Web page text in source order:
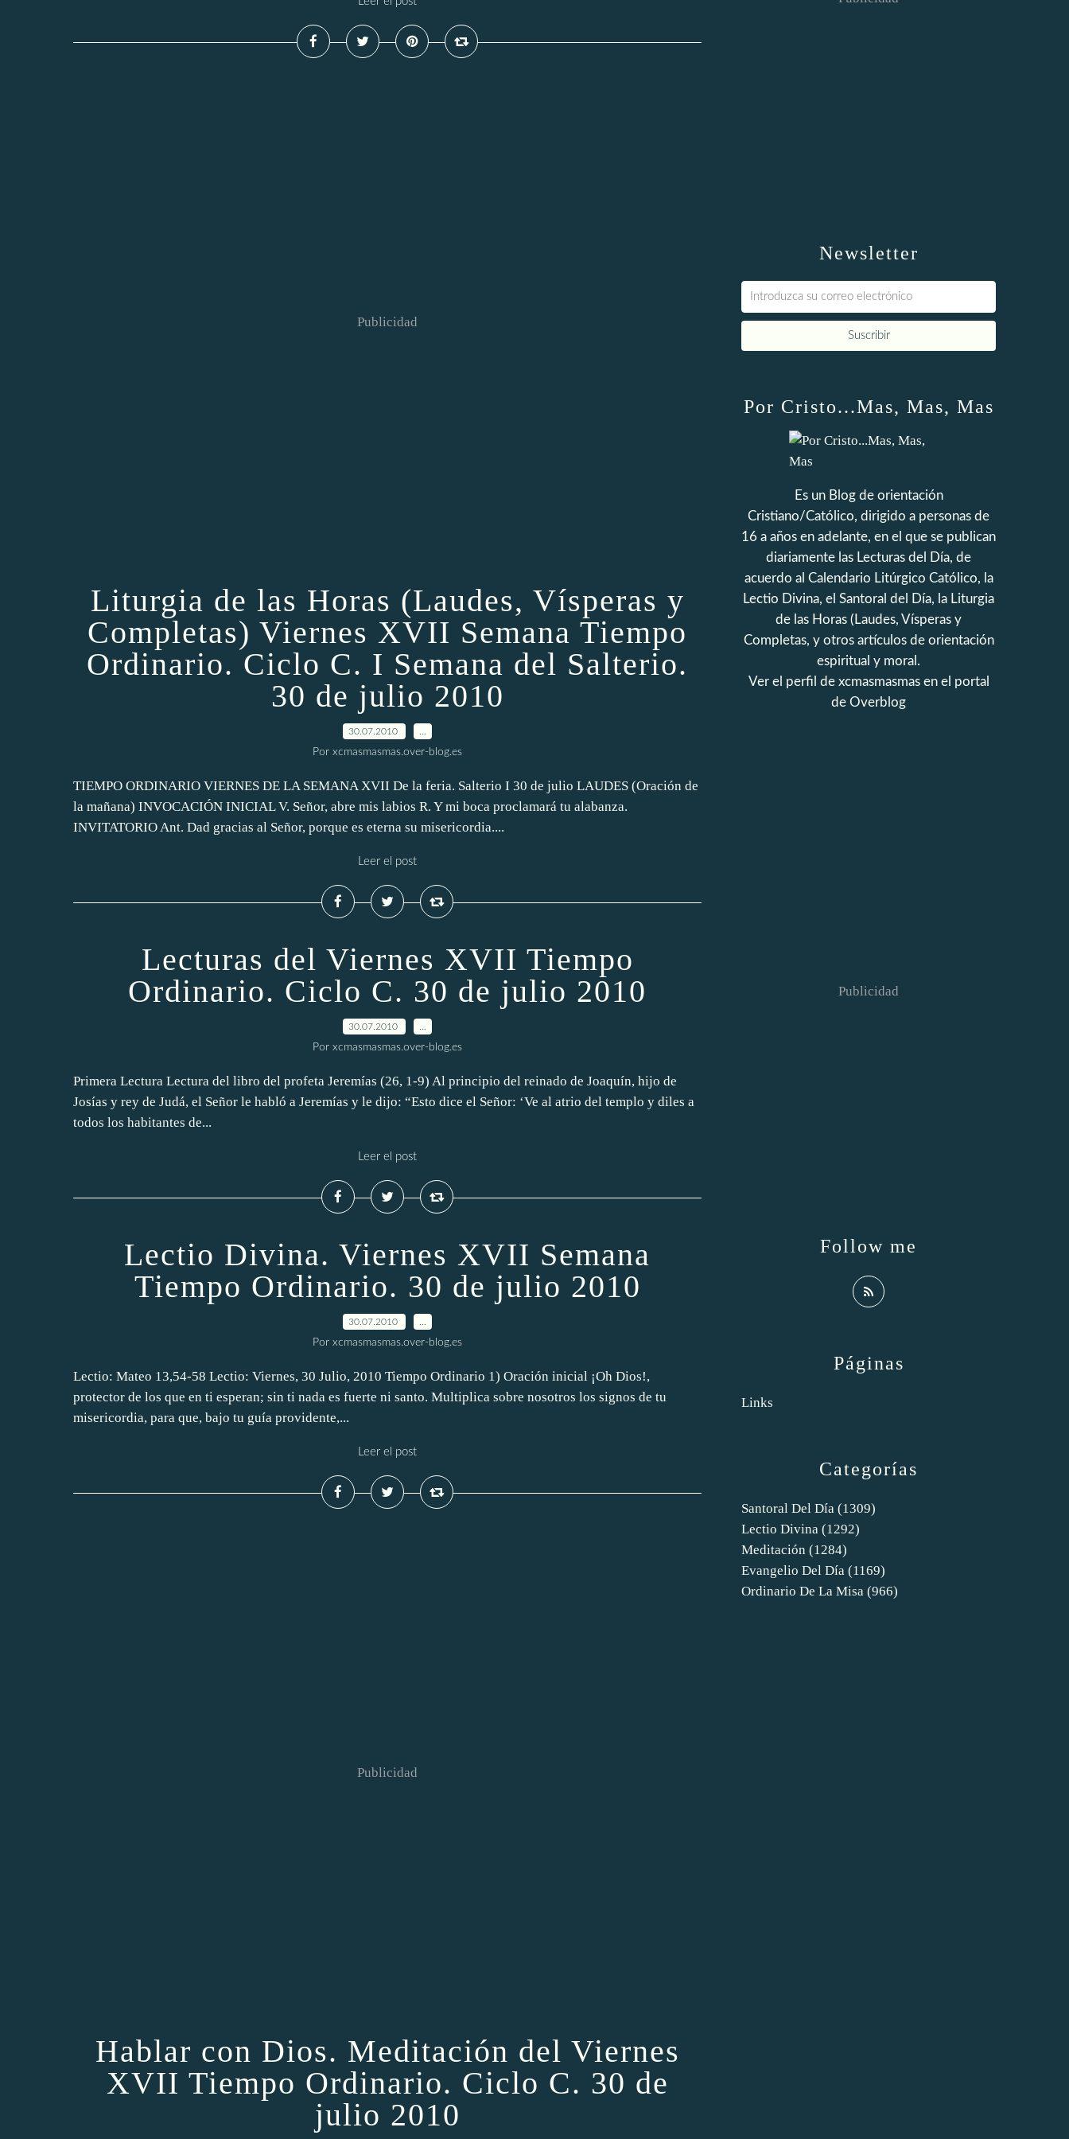
Publicidad
Liturgia de las Horas (Laudes, Vísperas y
Completas) Viernes XVII Semana Tiempo
Ordinario. Ciclo C. I Semana del Salterio.
30 de julio 2010
30.07.2010
Por xcmasmasmas.over-blog.es
TIEMPO ORDINARIO VIERNES DE LA SEMANA XVII De la feria. Salterio I 30 de julio LAUDES (Oración de
la mañana) INVOCACIÓN INICIAL V. Señor, abre mis labios R. Y mi boca proclamará tu alabanza.
INVITATORIO Ant. Dad gracias al Señor, porque es eterna su misericordia....
Leer el post
Lecturas del Viernes XVII Tiempo
Ordinario. Ciclo C. 30 de julio 2010
30.07.2010
Por xcmasmasmas.over-blog.es
Primera Lectura Lectura del libro del profeta Jeremías (26, 1-9) Al principio del reinado de Joaquín, hijo de
Josías y rey de Judá, el Señor le habló a Jeremías y le dijo: “Esto dice el Señor: ‘Ve al atrio del templo y diles a
todos los habitantes de...
Leer el post
Lectio Divina. Viernes XVII Semana
Tiempo Ordinario. 30 de julio 2010
30.07.2010
Por xcmasmasmas.over-blog.es
Lectio: Mateo 13,54-58 Lectio: Viernes, 30 Julio, 2010 Tiempo Ordinario 1) Oración inicial ¡Oh Dios!,
protector de los que en ti esperan; sin ti nada es fuerte ni santo. Multiplica sobre nosotros los signos de tu
misericordia, para que, bajo tu guía providente,...
Leer el post
Publicidad
Hablar con Dios. Meditación del Viernes
XVII Tiempo Ordinario. Ciclo C. 30 de
julio 2010
Newsletter
Categorías
Santoral Del Día (1309)
Lectio Divina (1292)
Meditación (1284)
Evangelio Del Día (1169)
Ordinario De La Misa (966)
Páginas
Links
Por Cristo...Mas, Mas, Mas
Es un Blog de orientación
Cristiano/Católico, dirigido a personas de
16 a años en adelante, en el que se publican
diariamente las Lecturas del Día, de
acuerdo al Calendario Litúrgico Católico, la
Lectio Divina, el Santoral del Día, la Liturgia
de las Horas (Laudes, Vísperas y
Completas, y otros artículos de orientación
espiritual y moral.
Ver el perfil de xcmasmasmasen el portal
de Overblog
Follow me
Publicidad